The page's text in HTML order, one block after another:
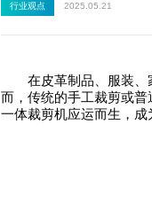
行业观点 2025.05.21
在皮革制品、服装、家
而，传统的手工裁剪或
一体裁剪机应运而生，成